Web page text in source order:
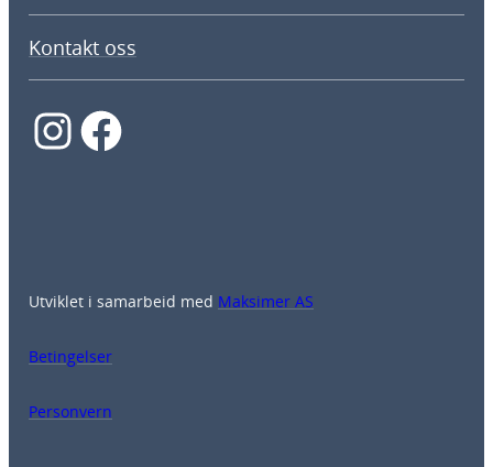
Kontakt oss
InstagramFacebook
Utviklet i samarbeid med Maksimer AS
Betingelser
Personvern